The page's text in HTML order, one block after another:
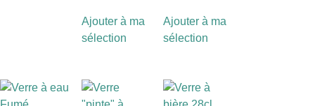
Ajouter à ma
sélection
Ajouter à ma
sélection